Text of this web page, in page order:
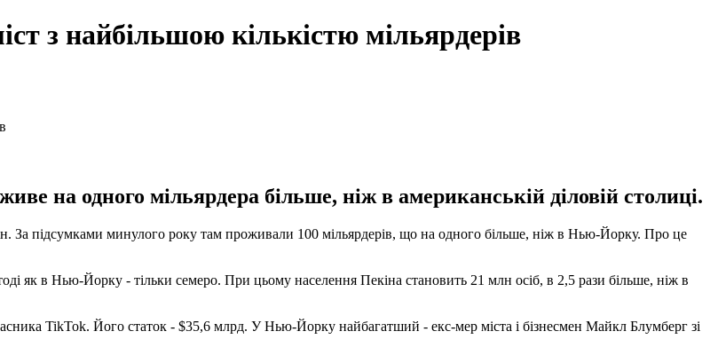
з найбільшою кількістю мільярдерів
на одного мільярдера більше, ніж в американській діловій столиці.
За підсумками минулого року там проживали 100 мільярдерів, що на одного більше, ніж в Нью-Йорку. Про це
як в Нью-Йорку - тільки семеро. При цьому населення Пекіна становить 21 млн осіб, в 2,5 рази більше, ніж в
TikTok. Його статок - $35,6 млрд. У Нью-Йорку найбагатший - екс-мер міста і бізнесмен Майкл Блумберг зі